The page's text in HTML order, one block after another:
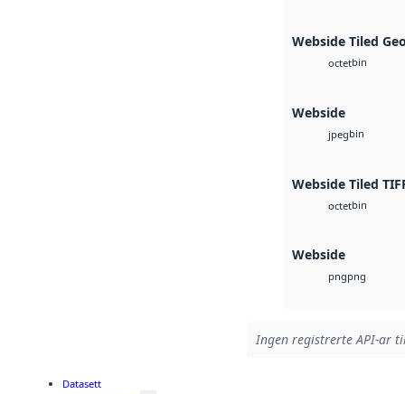
Webside Tiled
octetbin
Webside
jpegbin
Webside Tiled
octetbin
Webside
pngpng
Ingen registrerte API-ar
Datasett